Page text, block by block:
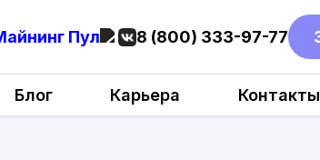
Пул 8 (800) 333-97-77
Блог Карьера Контакты